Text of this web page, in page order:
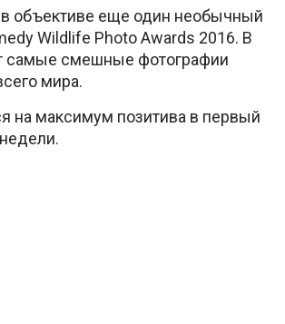
в объективе еще один необычный
Wildlife Photo Awards 2016. В
самые смешные фотографии
мира.
на максимум позитива в первый